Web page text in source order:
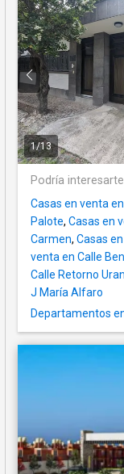
1/13
Podría
Casas en venta
Palote, Casas en
Carmen, Casas
venta en Calle
Calle Retorno
J María Alfaro
Departamentos